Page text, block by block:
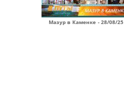
Мазур в Каменке - 28/08/25